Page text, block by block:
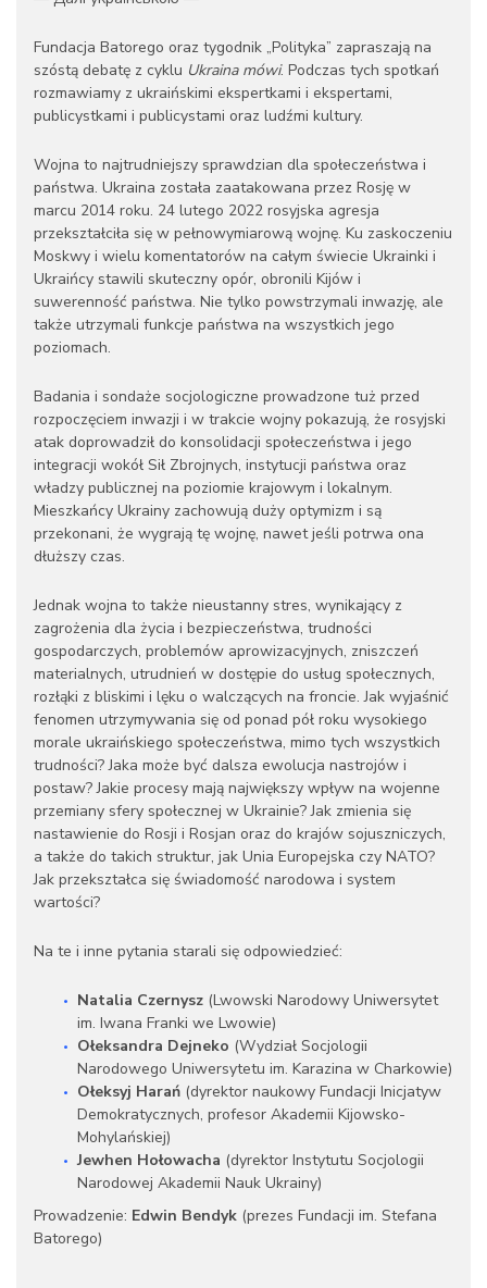
Fundacja Batorego oraz tygodnik „Polityka” zapraszają na
szóstą debatę z cyklu Ukraina mówi. Podczas tych spotkań
rozmawiamy z ukraińskimi ekspertkami i ekspertami,
publicystkami i publicystami oraz ludźmi kultury.
Wojna to najtrudniejszy sprawdzian dla społeczeństwa i
państwa. Ukraina została zaatakowana przez Rosję w
marcu 2014 roku. 24 lutego 2022 rosyjska agresja
przekształciła się w pełnowymiarową wojnę. Ku zaskoczeniu
Moskwy i wielu komentatorów na całym świecie Ukrainki i
Ukraińcy stawili skuteczny opór, obronili Kijów i
suwerenność państwa. Nie tylko powstrzymali inwazję, ale
także utrzymali funkcje państwa na wszystkich jego
poziomach.
Badania i sondaże socjologiczne prowadzone tuż przed
rozpoczęciem inwazji i w trakcie wojny pokazują, że rosyjski
atak doprowadził do konsolidacji społeczeństwa i jego
integracji wokół Sił Zbrojnych, instytucji państwa oraz
władzy publicznej na poziomie krajowym i lokalnym.
Mieszkańcy Ukrainy zachowują duży optymizm i są
przekonani, że wygrają tę wojnę, nawet jeśli potrwa ona
dłuższy czas.
Jednak wojna to także nieustanny stres, wynikający z
zagrożenia dla życia i bezpieczeństwa, trudności
gospodarczych, problemów aprowizacyjnych, zniszczeń
materialnych, utrudnień w dostępie do usług społecznych,
rozłąki z bliskimi i lęku o walczących na froncie. Jak wyjaśnić
fenomen utrzymywania się od ponad pół roku wysokiego
morale ukraińskiego społeczeństwa, mimo tych wszystkich
trudności? Jaka może być dalsza ewolucja nastrojów i
postaw? Jakie procesy mają największy wpływ na wojenne
przemiany sfery społecznej w Ukrainie? Jak zmienia się
nastawienie do Rosji i Rosjan oraz do krajów sojuszniczych,
a także do takich struktur, jak Unia Europejska czy NATO?
Jak przekształca się świadomość narodowa i system
wartości?
Na te i inne pytania starali się odpowiedzieć:
Natalia Czernysz (Lwowski Narodowy Uniwersytet
im. Iwana Franki we Lwowie)
Ołeksandra Dejneko (Wydział Socjologii
Narodowego Uniwersytetu im. Karazina w Charkowie)
Ołeksyj Harań (dyrektor naukowy Fundacji Inicjatyw
Demokratycznych, profesor Akademii Kijowsko-
Mohylańskiej)
Jewhen Hołowacha (dyrektor Instytutu Socjologii
Narodowej Akademii Nauk Ukrainy)
Prowadzenie: Edwin Bendyk (prezes Fundacji im. Stefana
Batorego)